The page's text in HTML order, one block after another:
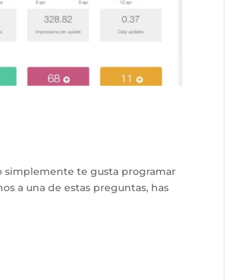
simplemente te gusta programar
a una de estas preguntas, has